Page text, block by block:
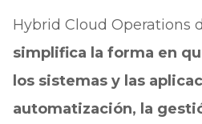
Hybrid Cloud Operations
simplifica la forma en
los sistemas y las
automatización, la